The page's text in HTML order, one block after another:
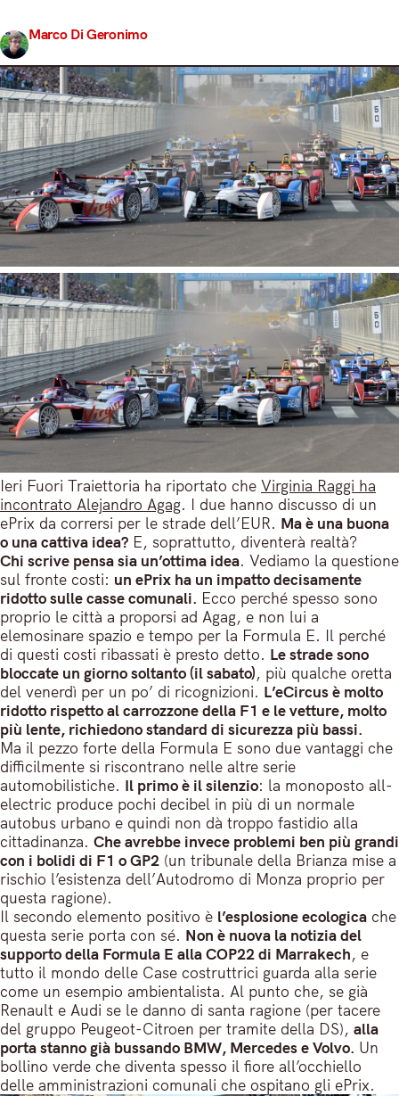
Marco Di Geronimo
Ieri Fuori Traiettoria ha riportato che Virginia Raggi ha
incontrato Alejandro Agag. I due hanno discusso di un
ePrix da corrersi per le strade dell’EUR. Ma è una buona
o una cattiva idea? E, soprattutto, diventerà realtà?
Chi scrive pensa sia un’ottima idea. Vediamo la questione
sul fronte costi: un ePrix ha un impatto decisamente
ridotto sulle casse comunali. Ecco perché spesso sono
proprio le città a proporsi ad Agag, e non lui a
elemosinare spazio e tempo per la Formula E. Il perché
di questi costi ribassati è presto detto. Le strade sono
bloccate un giorno soltanto (il sabato), più qualche oretta
del venerdì per un po’ di ricognizioni. L’eCircus è molto
ridotto rispetto al carrozzone della F1 e le vetture, molto
più lente, richiedono standard di sicurezza più bassi.
Ma il pezzo forte della Formula E sono due vantaggi che
difficilmente si riscontrano nelle altre serie
automobilistiche. Il primo è il silenzio: la monoposto all-
electric produce pochi decibel in più di un normale
autobus urbano e quindi non dà troppo fastidio alla
cittadinanza. Che avrebbe invece problemi ben più grandi
con i bolidi di F1 o GP2 (un tribunale della Brianza mise a
rischio l’esistenza dell’Autodromo di Monza proprio per
questa ragione).
Il secondo elemento positivo è l’esplosione ecologica che
questa serie porta con sé. Non è nuova la notizia del
supporto della Formula E alla COP22 di Marrakech, e
tutto il mondo delle Case costruttrici guarda alla serie
come un esempio ambientalista. Al punto che, se già
Renault e Audi se le danno di santa ragione (per tacere
del gruppo Peugeot-Citroen per tramite della DS), alla
porta stanno già bussando BMW, Mercedes e Volvo. Un
bollino verde che diventa spesso il fiore all’occhiello
delle amministrazioni comunali che ospitano gli ePrix.